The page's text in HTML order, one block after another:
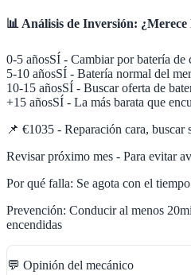
📊 Análisis de Inversión: ¿Merece
0-5 añosSÍ - Cambiar por batería de
5-10 añosSÍ - Batería normal del
10-15 añosSÍ - Buscar oferta de
+15 añosSÍ - La más barata que
📌 €1035 - Reparación cara, buscar
Revisar próximo mes - Para evitar
Por qué falla: Se agota con el
Prevención: Conducir al menos
encendidas
💬 Opinión del mecánico